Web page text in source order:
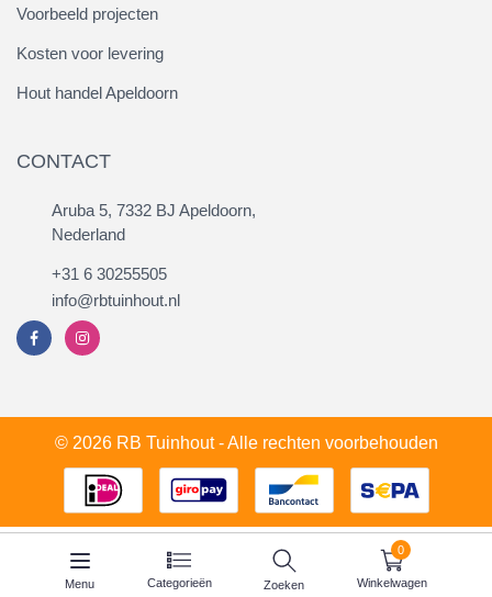
Menu Categorieën Zoeken Winkelwagen
0
Voorbeeld projecten
Kosten voor levering
Hout handel Apeldoorn
CONTACT
Aruba 5, 7332 BJ Apeldoorn,
Nederland
+31 6 30255505
info@rbtuinhout.nl
© 2026 RB Tuinhout - Alle rechten voorbehouden